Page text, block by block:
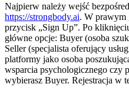
Najpierw należy wejść
https://strongbody.ai. W prawym
przycisk „Sign Up”. Po
główne opcje: Buyer (osoba
Seller (specjalista oferujący
platformy jako osoba
wsparcia psychologicznego czy
wybierasz Buyer. Rejestracja w